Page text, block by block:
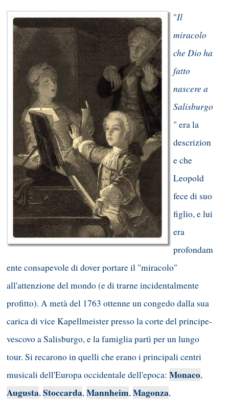
"Il
miracolo
che Dio ha
fatto
nascere a
Salisburgo
" era la
descrizion
e che
Leopold
fece di suo
figlio, e lui
era
profondam
ente consapevole di dover portare il "miracolo"
all'attenzione del mondo (e di trarne incidentalmente
profitto). A metà del 1763 ottenne un congedo dalla sua
carica di vice Kapellmeister presso la corte del principe-
vescovo a Salisburgo, e la famiglia partì per un lungo
tour. Si recarono in quelli che erano i principali centri
musicali dell'Europa occidentale dell'epoca: Monaco,
Augusta,Stoccarda,Mannheim,Magonza,